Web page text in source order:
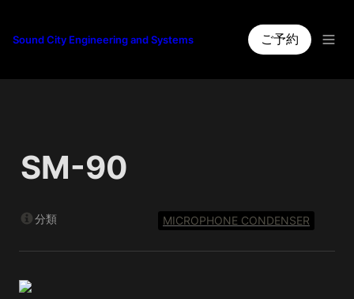
Sound City Engineering and Systems ご予約
SM-90
分類 MICROPHONE CONDENSER